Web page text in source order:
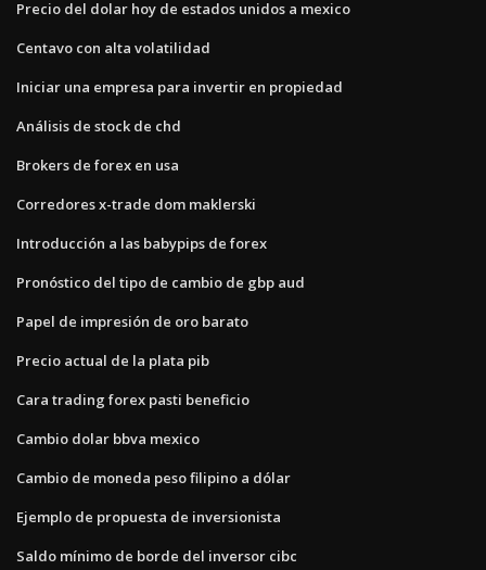
Precio del dolar hoy de estados unidos a mexico
Centavo con alta volatilidad
Iniciar una empresa para invertir en propiedad
Análisis de stock de chd
Brokers de forex en usa
Corredores x-trade dom maklerski
Introducción a las babypips de forex
Pronóstico del tipo de cambio de gbp aud
Papel de impresión de oro barato
Precio actual de la plata pib
Cara trading forex pasti beneficio
Cambio dolar bbva mexico
Cambio de moneda peso filipino a dólar
Ejemplo de propuesta de inversionista
Saldo mínimo de borde del inversor cibc